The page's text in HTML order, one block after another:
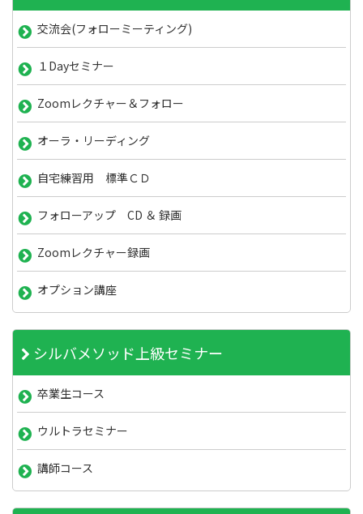
交流会(フォローミーティング)
１Dayセミナー
Zoomレクチャー＆フォロー
オーラ・リーディング
自宅練習用 標準ＣＤ
フォローアップ CD ＆ 録画
Zoomレクチャー録画
オプション講座
シルバメソッド上級セミナー
卒業生コース
ウルトラセミナー
講師コース